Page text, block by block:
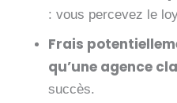
: vous percevez le
Frais
qu’une agence
succès.